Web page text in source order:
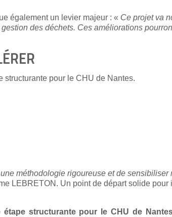
également un levier majeur : « Ce projet va
des déchets. Ces améliorations
structurante pour le CHU de Nantes.
méthodologie rigoureuse et de
LEBRETON. Un point de départ solide
structurante pour le CHU de